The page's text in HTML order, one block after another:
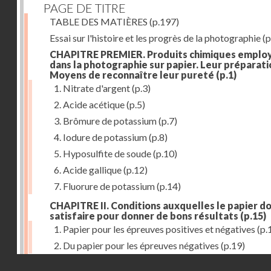
PAGE DE TITRE
TABLE DES MATIÈRES (p.197)
Essai sur l'histoire et les progrès de la photographie
CHAPITRE PREMIER. Produits chimiques
dans la photographie sur papier. Leur
Moyens de reconnaître leur pureté (p.1)
1. Nitrate d'argent(p.3)
2. Acide acétique(p.5)
3. Brômure de potassium(p.7)
4. Iodure de potassium(p.8)
5. Hyposulfite de soude(p.10)
6. Acide gallique(p.12)
7. Fluorure de potassium(p.14)
CHAPITRE II. Conditions auxquelles le papier
satisfaire pour donner de bons résultats (p.15)
1. Papier pour les épreuves positives et négatives
2. Du papier pour les épreuves négatives (p.19)